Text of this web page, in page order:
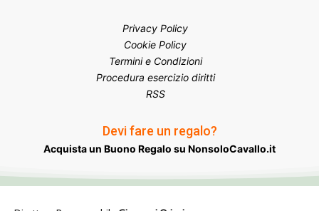
Privacy Policy
Cookie Policy
Termini e Condizioni
Procedura esercizio diritti
RSS
Devi fare un regalo?
Acquista un Buono Regalo su NonsoloCavallo.it